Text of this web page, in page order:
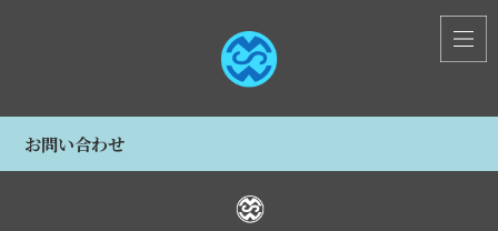
お問い合わせ